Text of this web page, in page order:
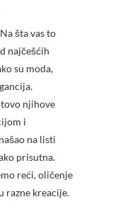
najčešćih
su moda,
njihove
i
na listi
prisutna.
reći, oličenje
razne kreacije.